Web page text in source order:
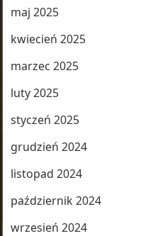
maj 2025
kwiecień 2025
marzec 2025
luty 2025
styczeń 2025
grudzień 2024
listopad 2024
październik 2024
wrzesień 2024